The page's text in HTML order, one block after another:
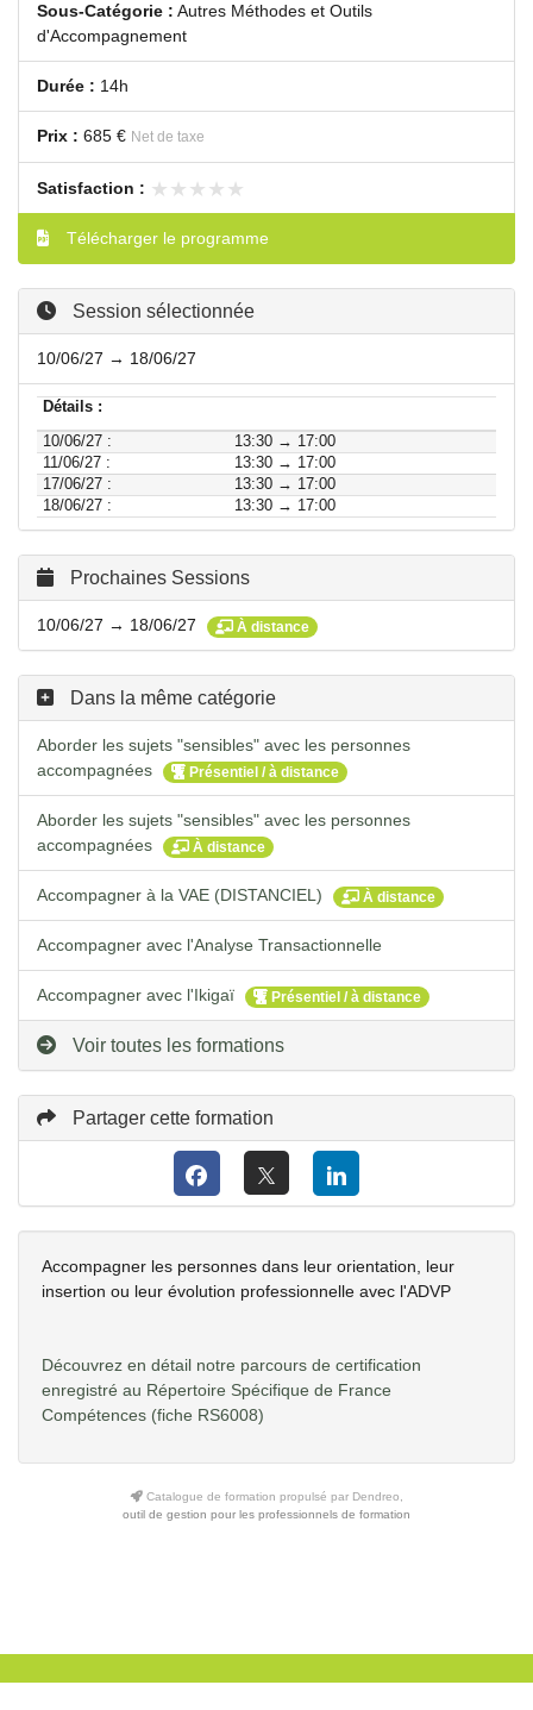
Sous-Catégorie : Autres Méthodes et Outils
d'Accompagnement
Durée : 14h
Prix : 685 € Net de taxe
Satisfaction : ★★★★★
★★★★★
Télécharger le programme
Session sélectionnée
10/06/27 → 18/06/27
Détails :
10/06/27 :
13:30 → 17:00
11/06/27 :
13:30 → 17:00
17/06/27 :
13:30 → 17:00
18/06/27 :
13:30 → 17:00
Prochaines Sessions
10/06/27 → 18/06/27 À distance
Dans la même catégorie
Aborder les sujets "sensibles" avec les personnes
accompagnées
Présentiel / à distance
Aborder les sujets "sensibles" avec les personnes
accompagnées
À distance
Accompagner à la VAE (DISTANCIEL) À distance
Accompagner avec l'Analyse Transactionnelle
Accompagner avec l'Ikigaï Présentiel / à distance
Voir toutes les formations
Partager cette formation
Accompagner les personnes dans leur orientation, leur
insertion ou leur évolution professionnelle avec l'ADVP
Découvrez en détail notre parcours de certification
enregistré au Répertoire Spécifique de France
Compétences (fiche RS6008)
Catalogue de formation propulsé par Dendreo,
outil de gestion pour les professionnels de formation